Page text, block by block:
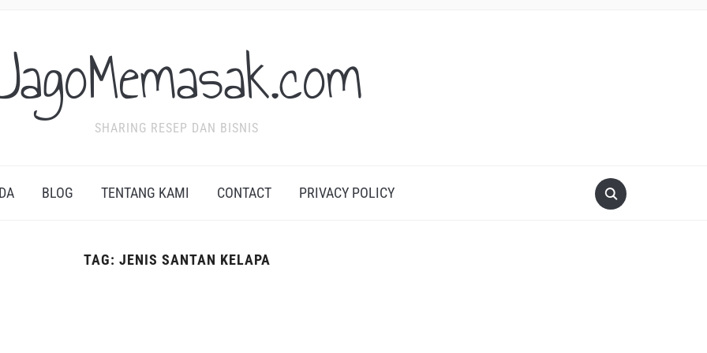
SHARING RESEP DAN BISNIS
BLOG TENTANG KAMI CONTACT PRIVACY POLICY
TAG: JENIS SANTAN KELAPA